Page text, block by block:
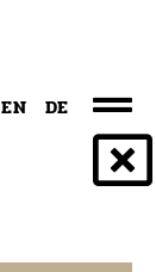
EN DE